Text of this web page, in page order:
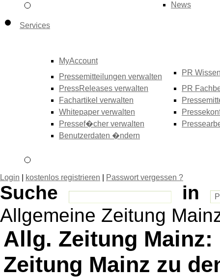
News
Services
MyAccount
Pressemitteilungen verwalten
PressReleases verwalten
Fachartikel verwalten
Whitepaper verwalten
Pressef�cher verwalten
Benutzerdaten �ndern
PR
PR
Login kostenlos registrieren Passwort vergessen ?
Suche
in
Allgemeine Zeitung
Allg. Zeitung
Zeitung Mainz zu